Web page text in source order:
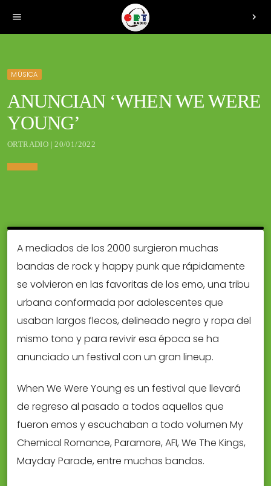
menu chevron_right
MÚSICA
ANUNCIAN ‘WHEN WE WERE
YOUNG’
ORTRADIO | 20/01/2022
A mediados de los 2000 surgieron muchas
bandas de rock y happy punk que rápidamente
se volvieron en las favoritas de los emo, una tribu
urbana conformada por adolescentes que
usaban largos flecos, delineado negro y ropa del
mismo tono y para revivir esa época se ha
anunciado un festival con un gran lineup.
When We Were Young es un festival que llevará
de regreso al pasado a todos aquellos que
fueron emos y escuchaban a todo volumen My
Chemical Romance, Paramore, AFI, We The Kings,
Mayday Parade, entre muchas bandas.